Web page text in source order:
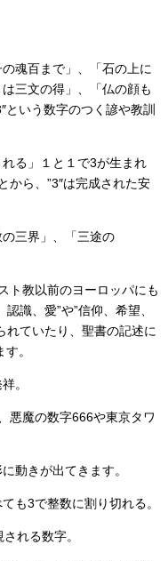
魂百まで」、「石の上に
三文の得」、「仏の顔も
という数字のつく諺や教訓
る」１と１で3が生まれ
から、”3″は完成された安
の三界」、「三途の
ト教以前のヨーロッパにも
識、愛”や”信仰、希望、
れていたり、聖書の記述に
。
。
悪魔の数字666や東京タワ
動きが出てきます。
も3で整数に割り切れる。
れる数字。